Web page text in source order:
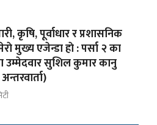
कृषि, पूर्वाधार र प्रशासनिक
मुख्य एजेन्डा हाे : पर्सा २ का
उम्मेदवार सुशिल कुमार कानु